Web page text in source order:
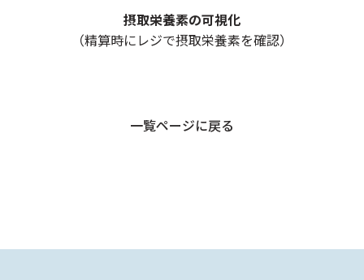
摂取栄養素の可視化
（精算時にレジで摂取栄養素を確認）
一覧ページに戻る